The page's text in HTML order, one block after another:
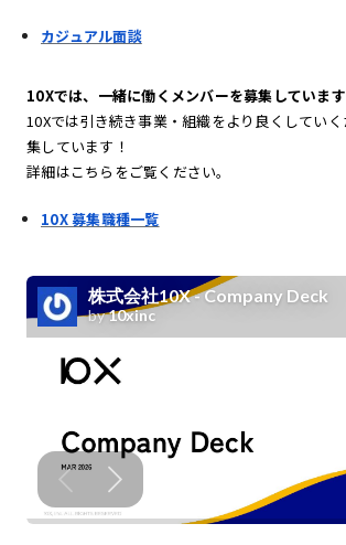
カジュアル面談
10Xでは、一緒に働くメンバーを募集しています
10Xでは引き続き事業・組織をより良くしてい
集しています！
詳細はこちらをご覧ください。
10X 募集職種一覧